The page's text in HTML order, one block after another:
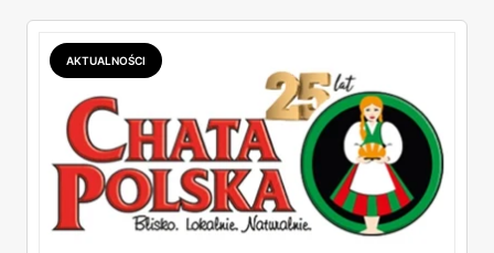
AKTUALNOŚCI